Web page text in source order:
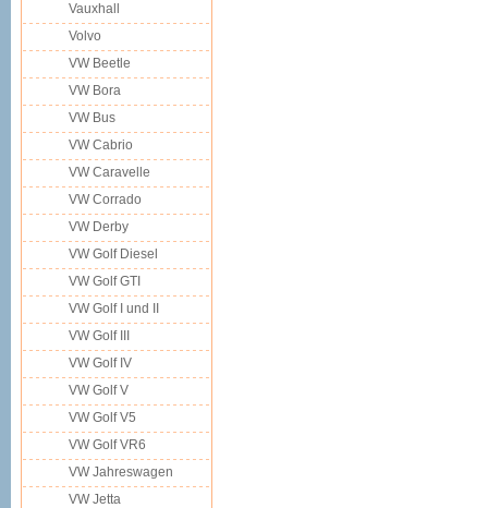
Vauxhall
Volvo
VW Beetle
VW Bora
VW Bus
VW Cabrio
VW Caravelle
VW Corrado
VW Derby
VW Golf Diesel
VW Golf GTI
VW Golf I und II
VW Golf III
VW Golf IV
VW Golf V
VW Golf V5
VW Golf VR6
VW Jahreswagen
VW Jetta